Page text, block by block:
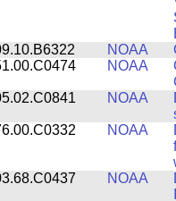
NOAA
NOAA
NOAA
NOAA
NOAA